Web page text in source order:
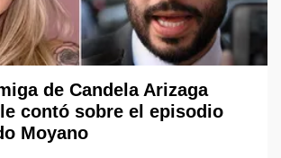
de Candela Arizaga
contó sobre el episodio
Moyano